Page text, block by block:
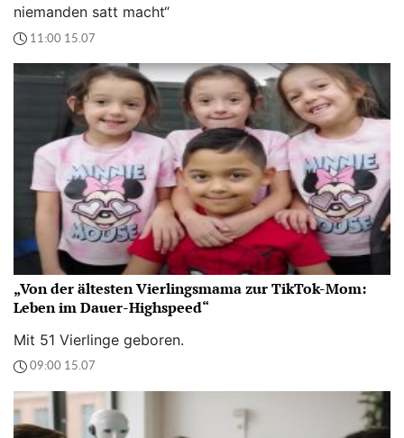
niemanden satt macht“
11:00 15.07
„Von der ältesten Vierlingsmama zur TikTok-Mom:
Leben im Dauer-Highspeed“
Mit 51 Vierlinge geboren.
09:00 15.07